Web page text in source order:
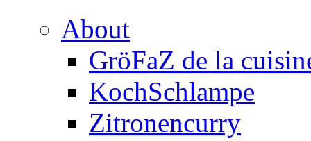
About
GröFaZ de la
KochSchlampe
Zitronencurry